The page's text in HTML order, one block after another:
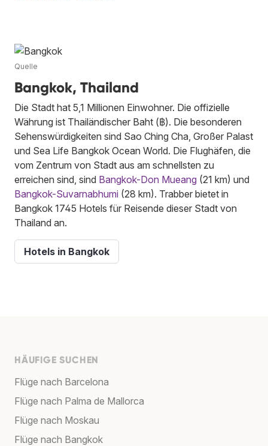
Quelle
Bangkok, Thailand
Die Stadt hat 5,1 Millionen Einwohner. Die offizielle
Währung ist Thailändischer Baht (฿). Die besonderen
Sehenswürdigkeiten sind Sao Ching Cha, Großer Palast
und Sea Life Bangkok Ocean World. Die Flughäfen, die
vom Zentrum von Stadt aus am schnellsten zu
erreichen sind, sind Bangkok-Don Mueang (21 km) und
Bangkok-Suvarnabhumi (28 km). Trabber bietet in
Bangkok 1745 Hotels für Reisende dieser Stadt von
Thailand an.
Hotels in Bangkok
HÄUFIGE SUCHEN
Flüge nach Barcelona
Flüge nach Palma de Mallorca
Flüge nach Moskau
Flüge nach Bangkok